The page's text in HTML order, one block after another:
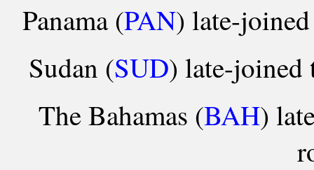
Panama (PAN) late-
Sudan (SUD) late-joined
The Bahamas (BAH)